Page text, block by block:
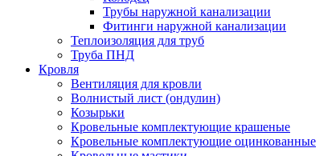
Трубы наружной канализации
Фитинги наружной канализации
Теплоизоляция для труб
Труба ПНД
Кровля
Вентиляция для кровли
Волнистый лист (ондулин)
Козырьки
Кровельные комплектующие крашеные
Кровельные комплектующие оцинкованные